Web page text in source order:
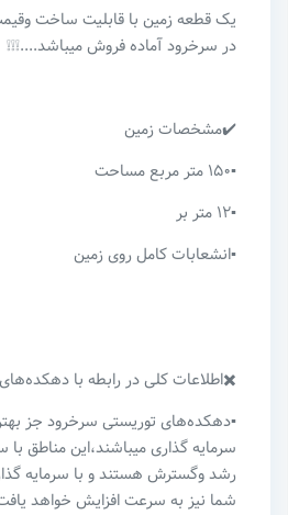
یک قطعه زمین با قابلیت ساخت
در سرخرود آماده فروش میباشد....❕❕❕
✔️مشخصات زمین
▪️۱۵۰ متر مربع مساحت
▪️۱۲ متر بر
▪️انشعابات کامل روی زمین
✖️اطلاعات کلی در رابطه با
▪️دهکده‌های توریستی سرخرود جز
سرمایه گذاری میباشند،این مناطق
رشد و‌گسترش هستند و با سرمایه
شما نیز به سرعت افزایش خواهد